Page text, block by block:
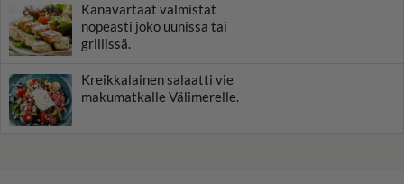
Kanavartaat valmistat
nopeasti joko uunissa tai
grillissä.
Kreikkalainen salaatti vie
makumatkalle Välimerelle.